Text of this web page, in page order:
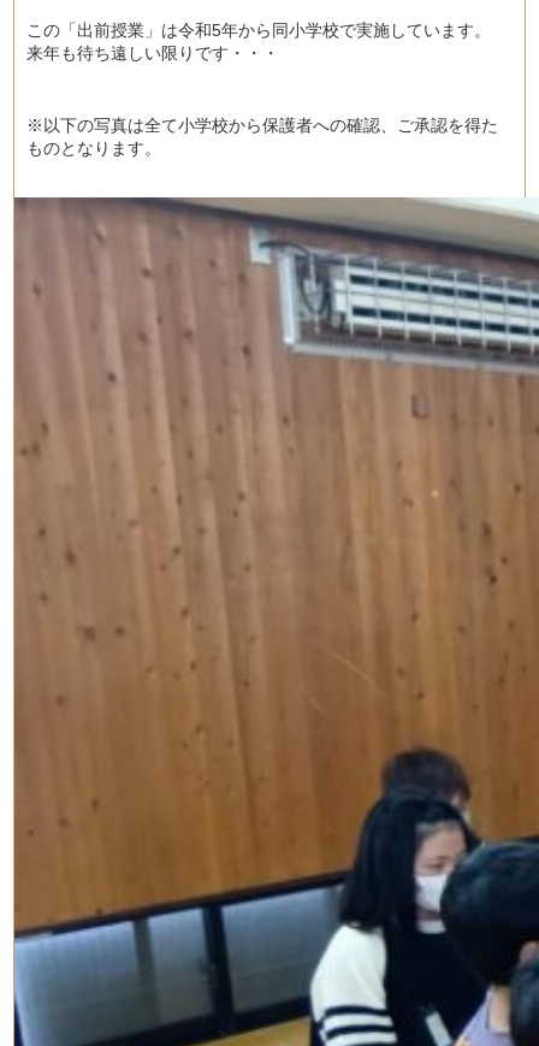
この「出前授業」は令和5年から同小学校で実施しています。
来年も待ち遠しい限りです・・・
※以下の写真は全て小学校から保護者への確認、ご承認を得た
ものとなります。